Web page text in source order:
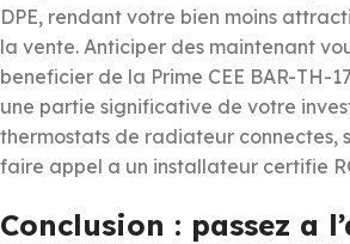
DPE, rendant votre bien moins
la vente. Anticiper des maintenant
beneficier de la Prime CEE BAR-TH-
une partie significative de votre
thermostats de radiateur connectes,
faire appel a un installateur certifie
Conclusion : passez a